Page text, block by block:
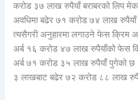
करोड ३७ लाख रुपैयाँ बराबरको लिप
अवधिमा बढेर ७१ करोड ७४ लाख
त्यसैगरी अनुहारमा लगाउने फेस क्रिम
अर्ब १६ करोड ४७ लाख रुपैयाँको फेस
अर्ब ७१ करोड ३५ लाख रुपैयाँ पुगेको
३ लाखबाट बढेर ७२ करोड ८८ लाख